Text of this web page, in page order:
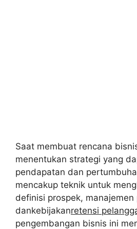
Saat membuat rencana
menentukan strategi yang
pendapatan dan
mencakup teknik untuk
definisi prospek, manajemen
dankebijakanretensi
pengembangan bisnis ini